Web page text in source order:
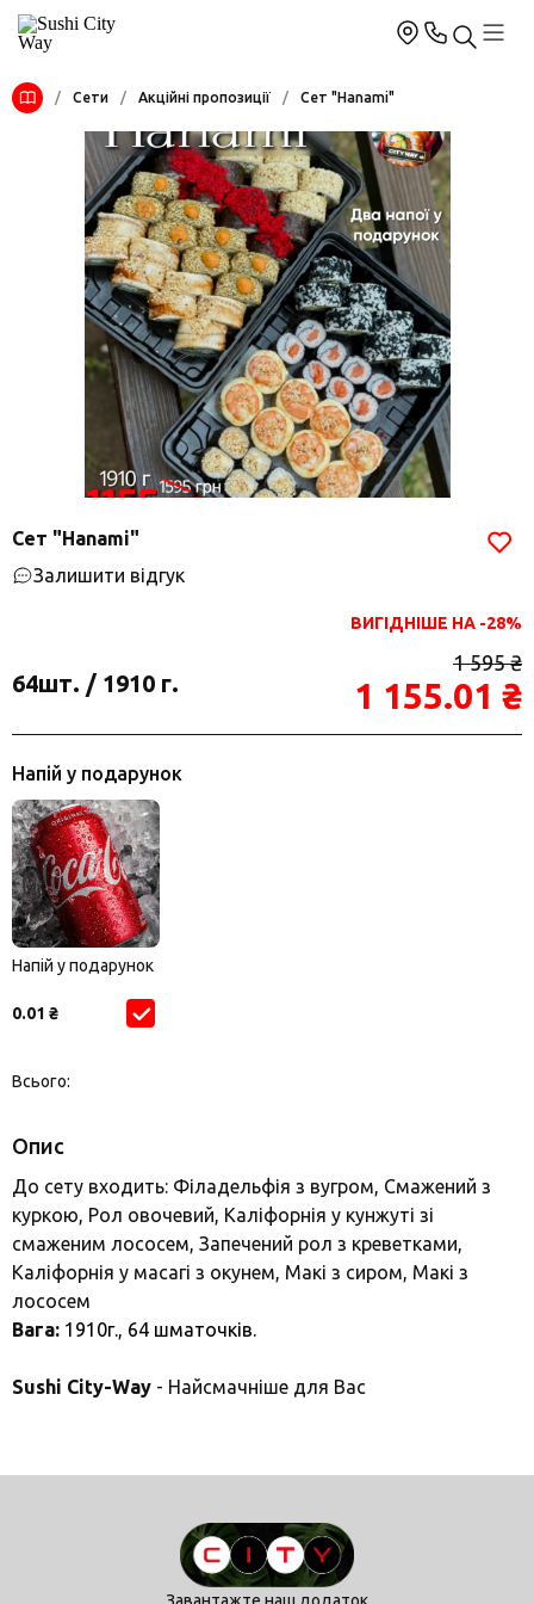
/ Сети / Акційні пропозиції / Сет "Hanami"
Сет "Hanami"
Залишити відгук
ВИГІДНІШЕ НА -28%
64шт. / 1910 г.
1 595 ₴
1 155.01 ₴
Напій у подарунок
Напій у подарунок
0.01 ₴
Всього:
Опис
До сету входить: Філадельфія з вугром, Смажений з
куркою, Рол овочевий, Каліфорнія у кунжуті зі
смаженим лососем, Запечений рол з креветками,
Каліфорнія у масагі з окунем, Макі з сиром, Макі з
лососем
Вага: 1910г., 64 шматочків.
Sushi City-Way - Найсмачніше для Вас